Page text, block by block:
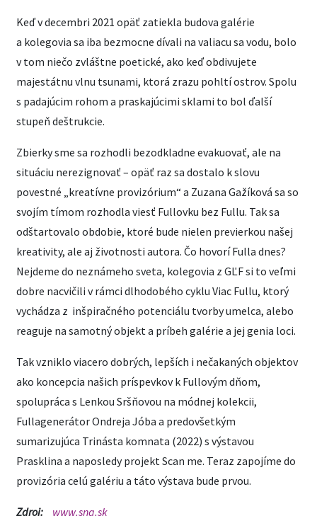
Keď v decembri 2021 opäť zatiekla budova galérie
a kolegovia sa iba bezmocne dívali na valiacu sa vodu, bolo
v tom niečo zvláštne poetické, ako keď obdivujete
majestátnu vlnu tsunami, ktorá zrazu pohltí ostrov. Spolu
s padajúcim rohom a praskajúcimi sklami to bol ďalší
stupeň deštrukcie.
Zbierky sme sa rozhodli bezodkladne evakuovať, ale na
situáciu nerezignovať – opäť raz sa dostalo k slovu
povestné „kreatívne provizórium“ a Zuzana Gažíková sa so
svojím tímom rozhodla viesť Fullovku bez Fullu. Tak sa
odštartovalo obdobie, ktoré bude nielen previerkou našej
kreativity, ale aj životnosti autora. Čo hovorí Fulla dnes?
Nejdeme do neznámeho sveta, kolegovia z GĽF si to veľmi
dobre nacvičili v rámci dlhodobého cyklu Viac Fullu, ktorý
vychádza z inšpiračného potenciálu tvorby umelca, alebo
reaguje na samotný objekt a príbeh galérie a jej genia loci.
Tak vzniklo viacero dobrých, lepších i nečakaných objektov
ako koncepcia našich príspevkov k Fullovým dňom,
spolupráca s Lenkou Sršňovou na módnej kolekcii,
Fullagenerátor Ondreja Jóba a predovšetkým
sumarizujúca Trinásta komnata (2022) s výstavou
Prasklina a naposledy projekt Scan me. Teraz zapojíme do
provizória celú galériu a táto výstava bude prvou.
Zdroj: www.sng.sk